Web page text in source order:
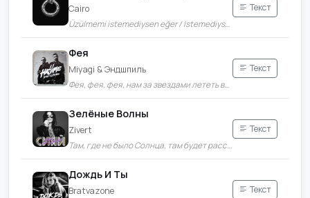
Cairo
Üzülmemi istemediysen eğer / Istemediysen eğer
Текст
Фея
Miyagi & Эндшпиль
Фея, фея, фея, нам за звездами лететь ведь / Никогда не поздно постареть
Текст
Зелёные Волны
Zivert
Там, где не было Солнца, там будет рассвет / Так монотонно, там, где нас нет
Текст
Дождь И Ты
Bratvazone
Текст